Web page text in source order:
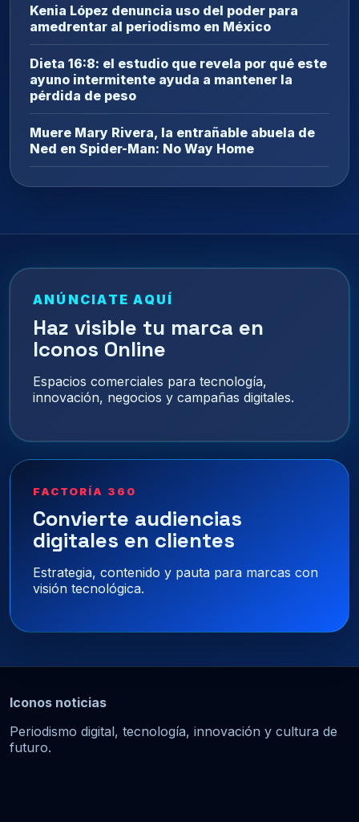
Kenia López denuncia uso del poder para
amedrentar al periodismo en México
Dieta 16:8: el estudio que revela por qué este
ayuno intermitente ayuda a mantener la
pérdida de peso
Muere Mary Rivera, la entrañable abuela de
Ned en Spider-Man: No Way Home
ANÚNCIATE AQUÍ
Haz visible tu marca en
Iconos Online
Espacios comerciales para tecnología,
innovación, negocios y campañas digitales.
FACTORÍA 360
Convierte audiencias
digitales en clientes
Estrategia, contenido y pauta para marcas con
visión tecnológica.
Iconos noticias
Periodismo digital, tecnología, innovación y cultura de
futuro.